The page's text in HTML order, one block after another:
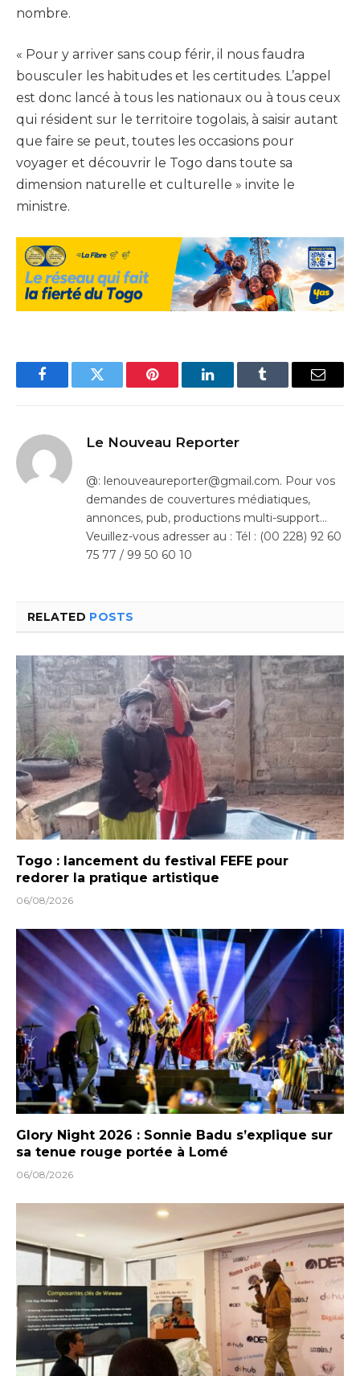
nombre.
« Pour y arriver sans coup férir, il nous faudra
bousculer les habitudes et les certitudes. L’appel
est donc lancé à tous les nationaux ou à tous ceux
qui résident sur le territoire togolais, à saisir autant
que faire se peut, toutes les occasions pour
voyager et découvrir le Togo dans toute sa
dimension naturelle et culturelle » invite le
ministre.
FacebookTwitter Pinterest LinkedInTumblr Email
Le Nouveau Reporter
@: lenouveaureporter@gmail.com. Pour vos
demandes de couvertures médiatiques,
annonces, pub, productions multi-support…
Veuillez-vous adresser au : Tél : (00 228) 92 60
75 77 / 99 50 60 10
RELATED POSTS
Togo : lancement du festival FEFE pour
redorer la pratique artistique
06/08/2026
Glory Night 2026 : Sonnie Badu s’explique sur
sa tenue rouge portée à Lomé
06/08/2026